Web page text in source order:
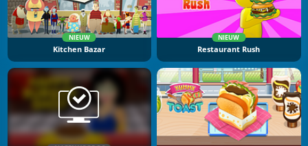
NIEUW
Kitchen Bazar
NIEUW
Restaurant Rush